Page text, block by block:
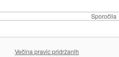
Sporočila
Večina pravic pridržanih